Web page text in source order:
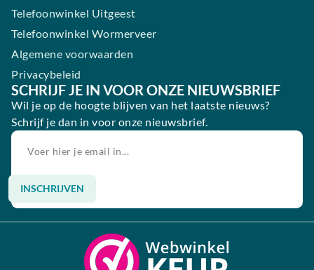
Telefoonwinkel Uitgeest
Telefoonwinkel Wormerveer
Algemene voorwaarden
Privacybeleid
SCHRIJF JE IN VOOR ONZE NIEUWSBRIEF
Wil je op de hoogte blijven van het laatste nieuws?
Schrijf je dan in voor onze nieuwsbrief.
INSCHRIJVEN
Alternative: